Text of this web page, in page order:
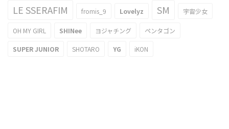
LE SSERAFIM fromis_9 Lovelyz SM 宇宙少女
OH MY GIRL SHINee ヨジャチング ペンタゴン
SUPER JUNIOR SHOTARO YG iKON